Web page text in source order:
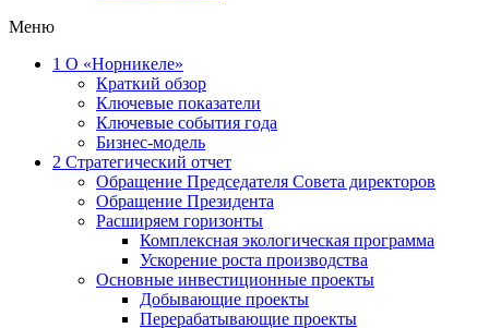
Меню
1 О «Норникеле»
Краткий обзор
Ключевые показатели
Ключевые события года
Бизнес-модель
2 Стратегический отчет
Обращение Председателя Совета директоров
Обращение Президента
Расширяем горизонты
Комплексная экологическая программа
Ускорение роста производства
Основные инвестиционные проекты
Добывающие проекты
Перерабатывающие проекты